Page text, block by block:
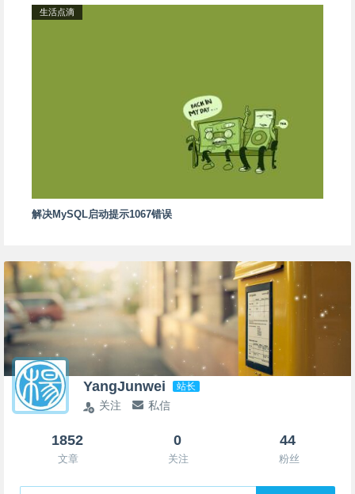
生活点滴
解决MySQL启动提示1067错误
YangJunwei 站长
关注 私信
1852
文章
0
关注
44
粉丝